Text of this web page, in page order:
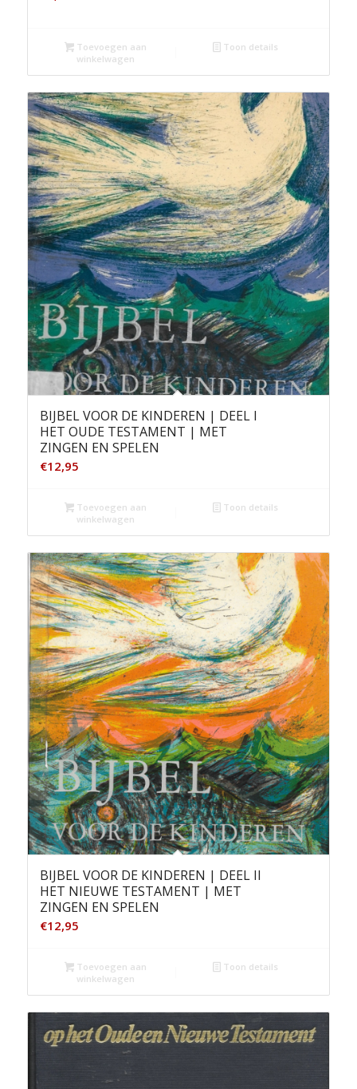
Toevoegen aan
winkelwagen
Toon details
BIJBEL VOOR DE KINDEREN | DEEL I
HET OUDE TESTAMENT | MET
ZINGEN EN SPELEN
€12,95
Toevoegen aan
winkelwagen
Toon details
BIJBEL VOOR DE KINDEREN | DEEL II
HET NIEUWE TESTAMENT | MET
ZINGEN EN SPELEN
€12,95
Toevoegen aan
winkelwagen
Toon details